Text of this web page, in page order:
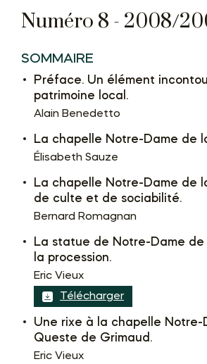
Numéro 8 - 2008/
SOMMAIRE
Préface. Un élément
patrimoine local.
Alain Benedetto
La chapelle Notre-Dame de
Élisabeth Sauze
La chapelle Notre-Dame de
de culte et de sociabilité.
Bernard Romagnan
La statue de Notre-Dame
la procession.
Eric Vieux
Télécharger
Une rixe à la chapelle Notre-
Queste de Grimaud.
Eric Vieux